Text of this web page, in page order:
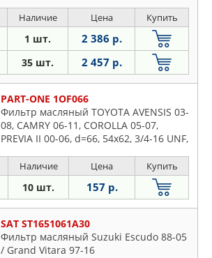
Наличие Цена Купить
1 шт. 2 386 р.
35 шт. 2 457 р.
PART-ONE 1OF066
Фильтр масляный TOYOTA AVENSIS 03-
08, CAMRY 06-11, COROLLA 05-07,
PREVIA II 00-06, d=66, 54x62, 3/4-16 UNF,
Наличие Цена Купить
10 шт. 157 р.
SAT ST1651061A30
Фильтр масляный Suzuki Escudo 88-05
/ Grand Vitara 97-16